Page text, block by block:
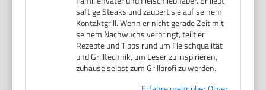
saftige Steaks und zaubert sie auf seinem
Kontaktgrill. Wenn er nicht gerade Zeit mit
seinem Nachwuchs verbringt, teilt er
Rezepte und Tipps rund um Fleischqualität
und Grilltechnik, um Leser zu inspirieren,
zuhause selbst zum Grillprofi zu werden.